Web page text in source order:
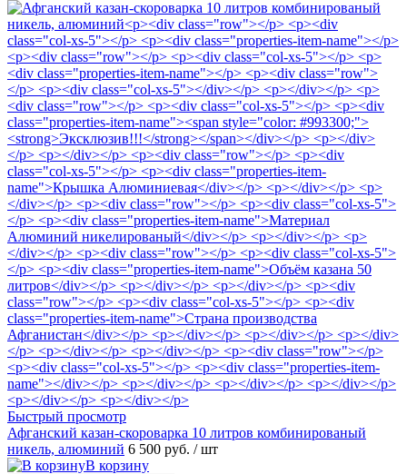
Быстрый просмотр
Афганский казан-скороварка 10 литров комбинированый
никель, алюминий 6 500 руб. / шт
В корзину